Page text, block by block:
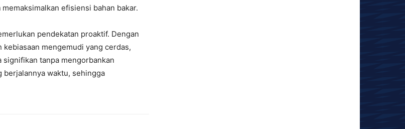
efisiensi bahan bakar.
pendekatan proaktif. Dengan
mengemudi yang cerdas,
signifikan tanpa mengorbankan
berjalannya waktu, sehingga